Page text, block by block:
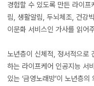
경험할 수 있도록 만든 라이
림, 생활알림, 두뇌체조, 건강
이문화 서비스인 가사를 읽어
노년층이 신체적, 정서적으로
하는 라이프케어 인공지능 서
있는 ‘금영노래방’이 노년층